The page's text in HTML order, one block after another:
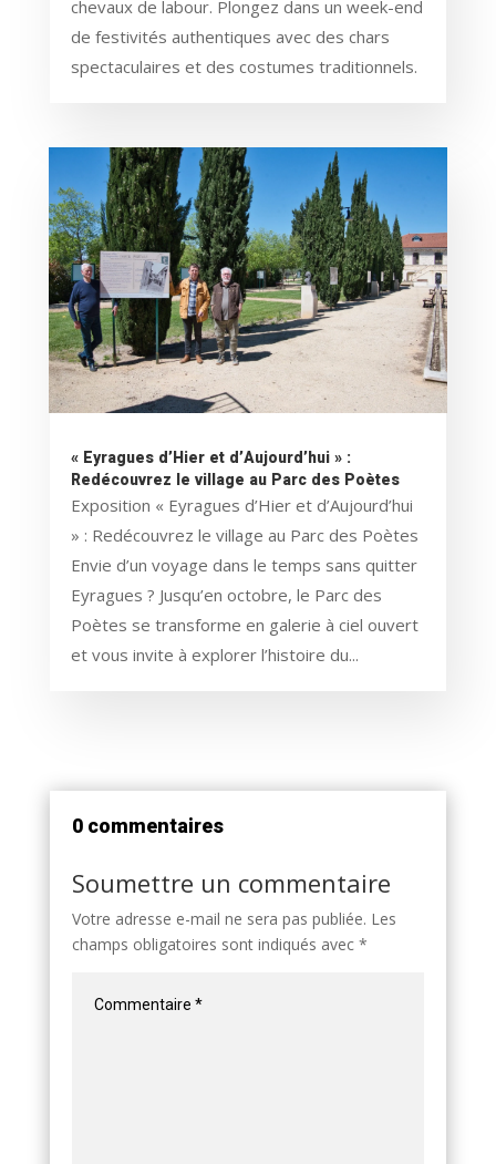
chevaux de labour. Plongez dans un week-end
de festivités authentiques avec des chars
spectaculaires et des costumes traditionnels.
« Eyragues d’Hier et d’Aujourd’hui » :
Redécouvrez le village au Parc des Poètes
Exposition « Eyragues d’Hier et d’Aujourd’hui
» : Redécouvrez le village au Parc des Poètes
Envie d’un voyage dans le temps sans quitter
Eyragues ? Jusqu’en octobre, le Parc des
Poètes se transforme en galerie à ciel ouvert
et vous invite à explorer l’histoire du...
0 commentaires
Soumettre un commentaire
Votre adresse e-mail ne sera pas publiée. Les
champs obligatoires sont indiqués avec *